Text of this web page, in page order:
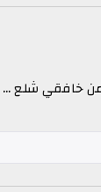
خافقي شلع ...